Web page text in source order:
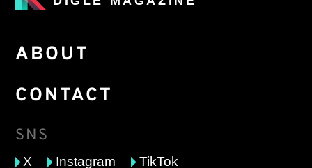
ABOUT
CONTACT
SNS
X Instagram TikTok